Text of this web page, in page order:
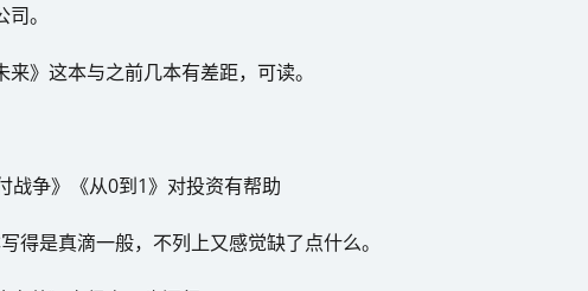
。
》这本与之前几本有差距，可读。
战争》《从0到1》对投资有帮助
得是真滴一般，不列上又感觉缺了点什么。